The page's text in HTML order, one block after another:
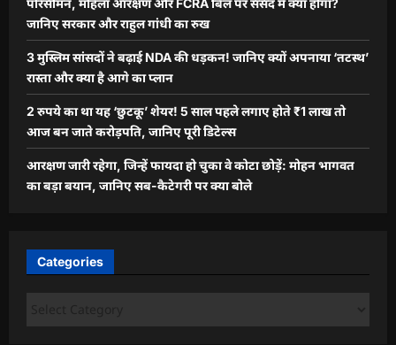
परिसीमन, महिला आरक्षण और FCRA बिल पर संसद में क्या होगा?
जानिए सरकार और राहुल गांधी का रुख
3 मुस्लिम सांसदों ने बढ़ाई NDA की धड़कन! जानिए क्यों अपनाया ‘तटस्थ’
रास्ता और क्या है आगे का प्लान
2 रुपये का था यह ‘छुटकू’ शेयर! 5 साल पहले लगाए होते ₹1 लाख तो
आज बन जाते करोड़पति, जानिए पूरी डिटेल्स
आरक्षण जारी रहेगा, जिन्हें फायदा हो चुका वे कोटा छोड़ें: मोहन भागवत
का बड़ा बयान, जानिए सब-कैटेगरी पर क्या बोले
Categories